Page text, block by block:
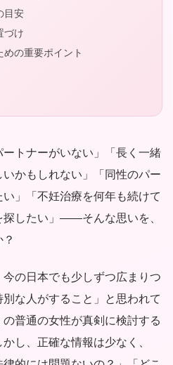
目安
づけ
の重要ポイント
ートナーがいない」「長く一緒
かもしれない」「同性のパー
い」「不妊治療を何年も続けて
探したい」——そんな思いを、
の日本でも少しずつ広まりつ
な人がすること」と思われて
普通の女性が真剣に検討する
し、正確な情報は少なく、